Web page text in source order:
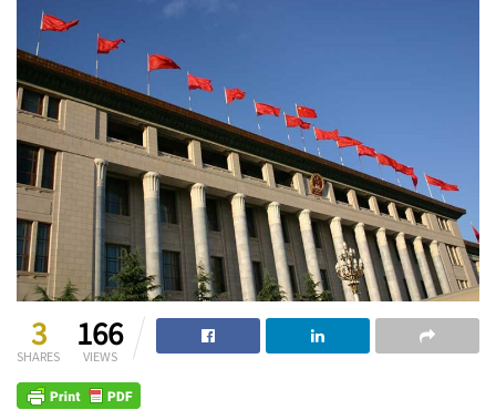
3
SHARES
166
VIEWS